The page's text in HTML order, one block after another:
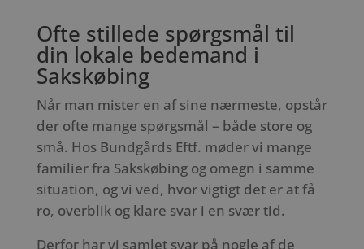
Ofte stillede spørgsmål til
din lokale bedemand i
Sakskøbing
Når man mister en af sine nærmeste, opstår
der ofte mange spørgsmål – både store og
små. Hos Bundgårds Eftf. møder vi mange
familier fra Sakskøbing og omegn i samme
situation, og vi ved, hvor vigtigt det er at få
ro, overblik og klare svar i en svær tid.
Derfor har vi samlet svar på nogle af de